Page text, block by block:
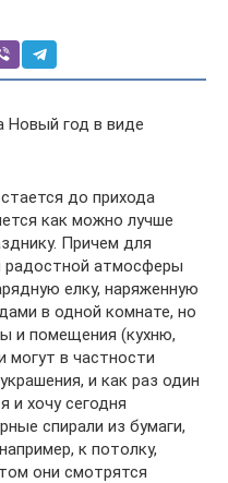
Новый год в виде
до прихода
как можно лучше
Причем для
радостной атмосферы
елку, наряженную
в одной комнате, но
и помещения (кухню,
могут в частности
и как раз один
и хочу сегодня
спирали из бумаги,
к потолку,
они смотрятся